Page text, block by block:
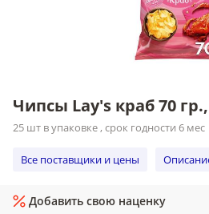
Чипсы Lay's краб 70
25 шт в упаковке , срок годности 6 мес
Все поставщики и цены
Добавить свою наценку